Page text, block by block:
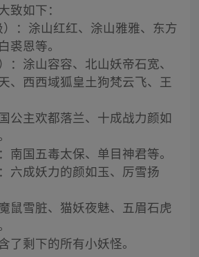
致如下：
：涂山红红、涂山雅雅、东方
裘恩等。
：涂山容容、北山妖帝石宽、
、西西域狐皇土狗梵云飞、王
公主欢都落兰、十成战力颜如
南国五毒太保、单目神君等。
六成妖力的颜如玉、厉雪扬
鼠雪脏、猫妖夜魅、五眉石虎
了剩下的所有小妖怪。